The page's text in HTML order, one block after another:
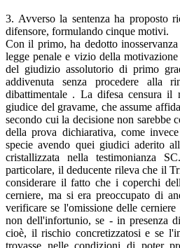
3. Avverso la sentenza ha proposto
difensore, formulando cinque motivi.
Con il primo, ha dedotto
legge penale e vizio della
del giudizio assolutorio di primo
addivenuta senza procedere alla
dibattimentale . La difesa censura il
giudice del gravame, che assume
secondo cui la decisione non sarebbe
della prova dichiarativa, come
specie avendo quei giudici aderito
cristallizzata nella testimonianza
particolare, il deducente rileva che il
considerare il fatto che i coperchi
cerniere, ma si era preoccupato di
verificare se l'omissione delle
non dell'infortunio, se - in presenza
cioè, il rischio concretizzatosi e se
trovasse nelle condizioni di poter